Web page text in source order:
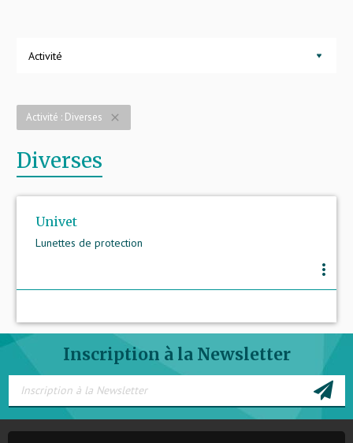
Activité
Activité : Diverses close
Diverses
Univet
Lunettes de protection
more_vert
Inscription à la Newsletter